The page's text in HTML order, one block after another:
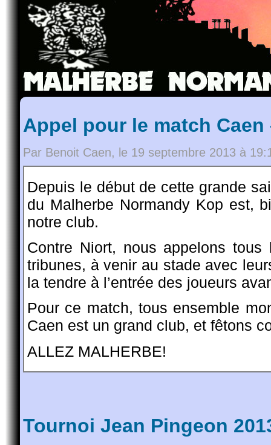
Appel pour le match Caen
Par Benoit Caen, le 19 septembre 2013 à
Depuis le début de cette grande
du Malherbe Normandy Kop est,
notre club.
Contre Niort, nous appelons
tribunes, à venir au stade avec
la tendre à l’entrée des joueurs
Pour ce match, tous ensemble
Caen est un grand club, et fêtons
ALLEZ MALHERBE!
Tournoi Jean Pingeon